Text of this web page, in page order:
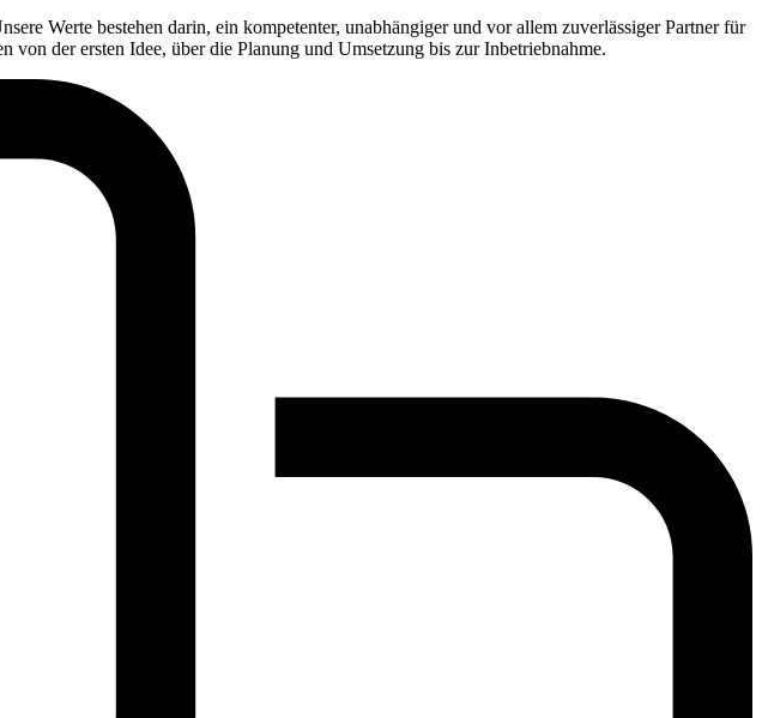
Werte bestehen darin, ein kompetenter, unabhängiger und vor allem zuverlässiger Partner für
der ersten Idee, über die Planung und Umsetzung bis zur Inbetriebnahme.